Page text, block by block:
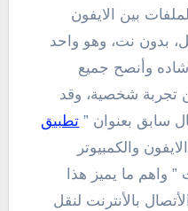
بين الايفون
بدون نت، وهو واحد
وأنصح جميع
تجربة شخصية، وقد
سابق بعنوان ” تطبيق
والكمبيوتر
” واهم ما يميز هذا
بالأنترنت لنقل